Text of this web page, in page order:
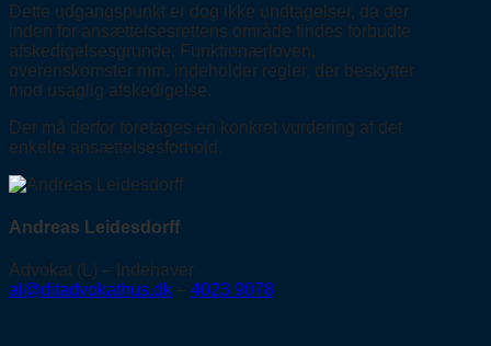
Dette udgangspunkt er dog ikke undtagelser, da der
inden for ansættelsesrettens område findes forbudte
afskedigelsesgrunde. Funktionærloven,
overenskomster mm. indeholder regler, der beskytter
mod usaglig afskedigelse.
Der må derfor foretages en konkret vurdering af det
enkelte ansættelsesforhold.
Andreas Leidesdorff
Advokat (L) – Indehaver
al@ditadvokathus.dk – 4023 9078